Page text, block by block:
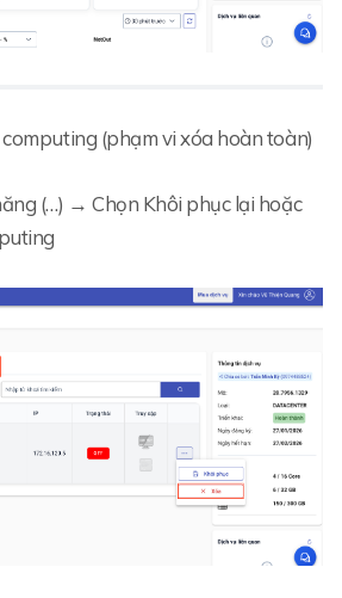
(phạm vi xóa hoàn toàn)
(…) → Chọn Khôi phục lại hoặc